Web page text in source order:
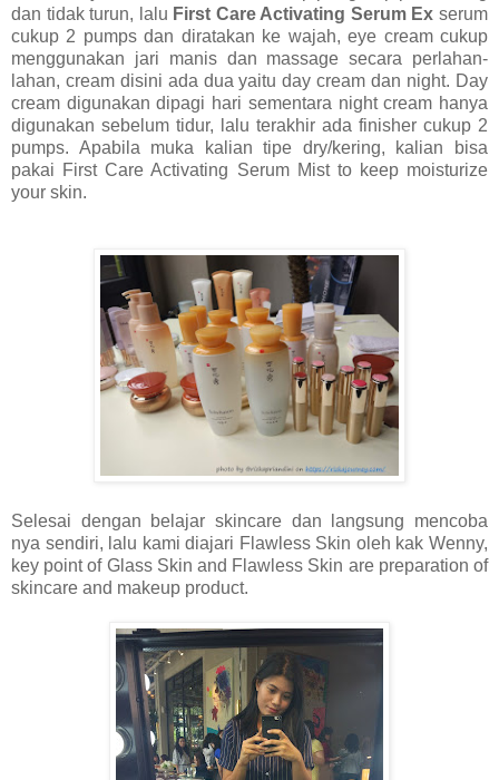
dan tidak turun, lalu First Care Activating Serum Ex serum
cukup 2 pumps dan diratakan ke wajah, eye cream cukup
menggunakan jari manis dan massage secara perlahan-
lahan, cream disini ada dua yaitu day cream dan night. Day
cream digunakan dipagi hari sementara night cream hanya
digunakan sebelum tidur, lalu terakhir ada finisher cukup 2
pumps. Apabila muka kalian tipe dry/kering, kalian bisa
pakai First Care Activating Serum Mist to keep moisturize
your skin.
Selesai dengan belajar skincare dan langsung mencoba
nya sendiri, lalu kami diajari Flawless Skin oleh kak Wenny,
key point of Glass Skin and Flawless Skin are preparation of
skincare and makeup product.